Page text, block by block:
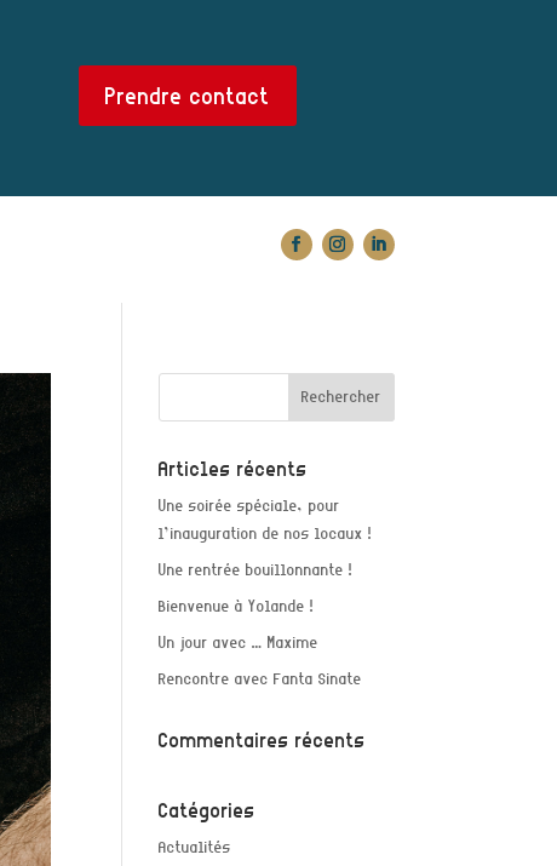
Prendre contact
Articles récents
Une soirée spéciale, pour
l’inauguration de nos locaux !
Une rentrée bouillonnante !
Bienvenue à Yolande !
Un jour avec … Maxime
Rencontre avec Fanta Sinate
Commentaires récents
Catégories
Actualités